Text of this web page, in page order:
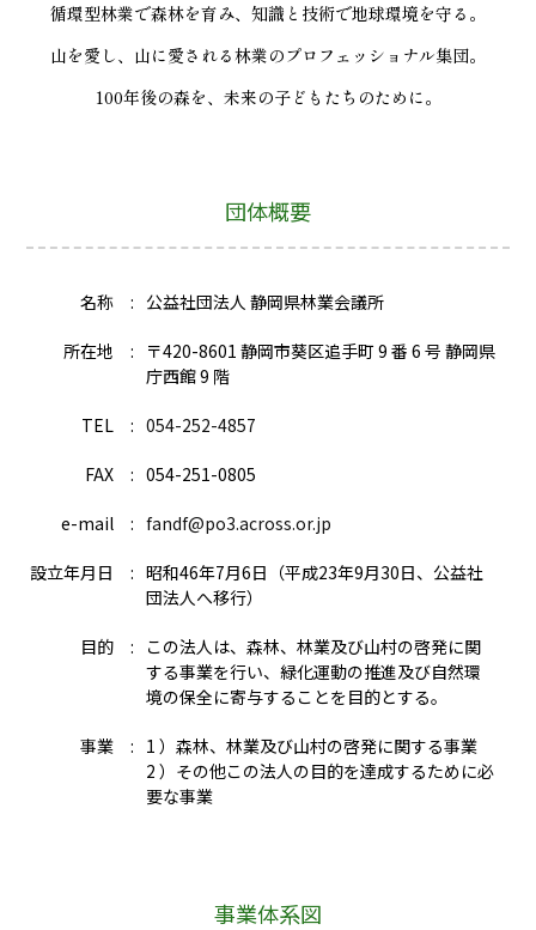
循環型林業で森林を育み、知識と技術で地球環境を守る。
山を愛し、山に愛される林業のプロフェッショナル集団。
100年後の森を、未来の子どもたちのために。
団体概要
名称 公益社団法人 静岡県林業会議所
所在地
〒420-8601 静岡市葵区追手町 9 番 6 号 静岡県
庁西館 9 階
TEL 054-252-4857
FAX 054-251-0805
e-mail fandf@po3.across.or.jp
設立年月日
昭和46年7月6日（平成23年9月30日、公益社
団法人へ移行）
目的
この法人は、森林、林業及び山村の啓発に関
する事業を行い、緑化運動の推進及び自然環
境の保全に寄与することを目的とする。
事業
1 ）森林、林業及び山村の啓発に関する事業
2 ）その他この法人の目的を達成するために必
要な事業
事業体系図